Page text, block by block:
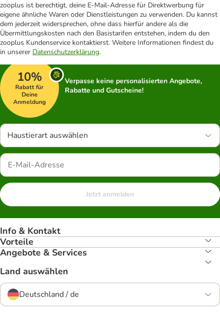
zooplus ist berechtigt, deine E-Mail-Adresse für Direktwerbung für
eigene ähnliche Waren oder Dienstleistungen zu verwenden. Du kannst
dem jederzeit widersprechen, ohne dass hierfür andere als die
Übermittlungskosten nach den Basistarifen entstehen, indem du den
zooplus Kundenservice kontaktierst. Weitere Informationen findest du
in unserer Datenschutzerklärung.
10%
Rabatt für
Deine
Anmeldung
Verpasse keine personalisierten Angebote,
Rabatte und Gutscheine!
Haustierart auswählen
Jetzt anmelden
Info & Kontakt
Vorteile
Angebote & Services
Land auswählen
Deutschland / de